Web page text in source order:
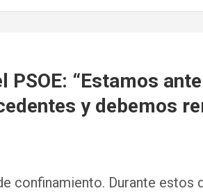
“Estamos
y debemos
confinamiento. Durante estos